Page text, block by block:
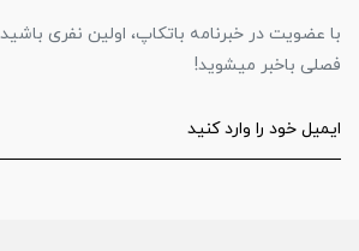
با عضویت در خبرنامه باتکاپ، اولین نفری
فصلی باخبر میشوید!